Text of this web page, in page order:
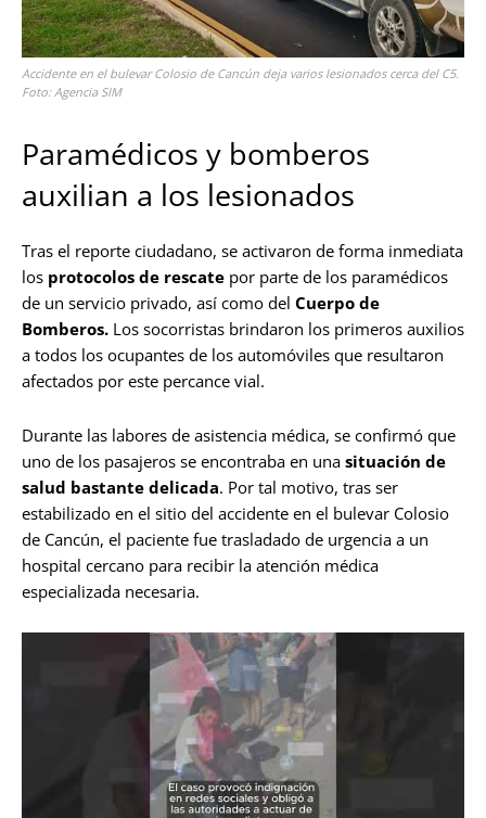
Accidente en el bulevar Colosio de Cancún deja varios lesionados cerca del C5.
Foto: Agencia SIM
Paramédicos y bomberos
auxilian a los lesionados
Tras el reporte ciudadano, se activaron de forma inmediata
los protocolos de rescate por parte de los paramédicos
de un servicio privado, así como del Cuerpo de
Bomberos. Los socorristas brindaron los primeros auxilios
a todos los ocupantes de los automóviles que resultaron
afectados por este percance vial.
Durante las labores de asistencia médica, se confirmó que
uno de los pasajeros se encontraba en una situación de
salud bastante delicada. Por tal motivo, tras ser
estabilizado en el sitio del accidente en el bulevar Colosio
de Cancún, el paciente fue trasladado de urgencia a un
hospital cercano para recibir la atención médica
especializada necesaria.